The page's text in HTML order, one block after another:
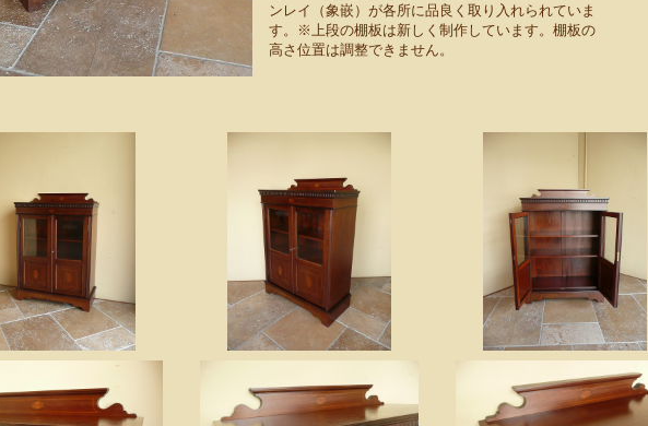
ンレイ（象嵌）が各所に品良く取り入れられていま
す。※上段の棚板は新しく制作しています。棚板の
高さ位置は調整できません。